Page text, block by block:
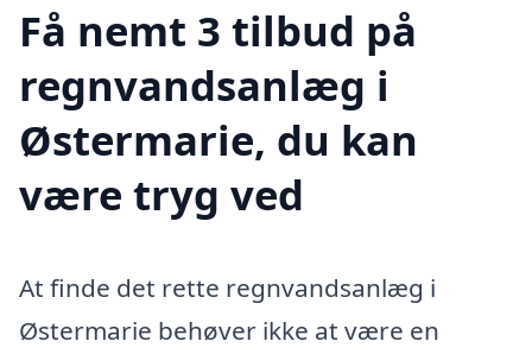
Få nemt 3 tilbud på
regnvandsanlæg i
Østermarie, du kan
være tryg ved
At finde det rette regnvandsanlæg i
Østermarie behøver ikke at være en